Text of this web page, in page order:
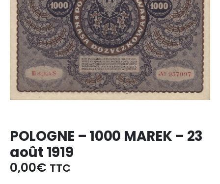
POLOGNE – 1000 MAREK – 23
août 1919
0,00€ TTC